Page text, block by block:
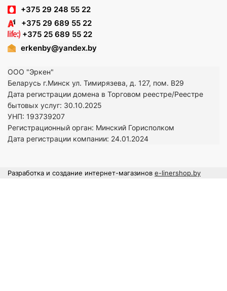
+375 29 248 55 22
+375 29 689 55 22
+375 25 689 55 22
erkenby@yandex.by
ООО "Эркен"
Беларусь г.Минск ул. Тимирязева, д. 127, пом. В29
Дата регистрации домена в Торговом реестре/Реестре
бытовых услуг: 30.10.2025
УНП: 193739207
Регистрационный орган: Минский Горисполком
Дата регистрации компании: 24.01.2024
Разработка и создание интернет-магазинов e-linershop.by